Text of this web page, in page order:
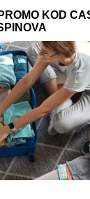
i samo